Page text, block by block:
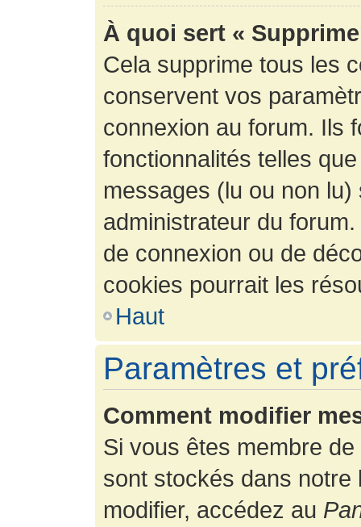
À quoi sert «
Cela supprime tous les
conservent vos
connexion au forum. Ils
fonctionnalités telles
messages (lu ou non
administrateur du
de connexion ou de
cookies pourrait les
Haut
Paramètres et
Comment modifier
Si vous êtes membre
sont stockés dans
modifier, accédez au